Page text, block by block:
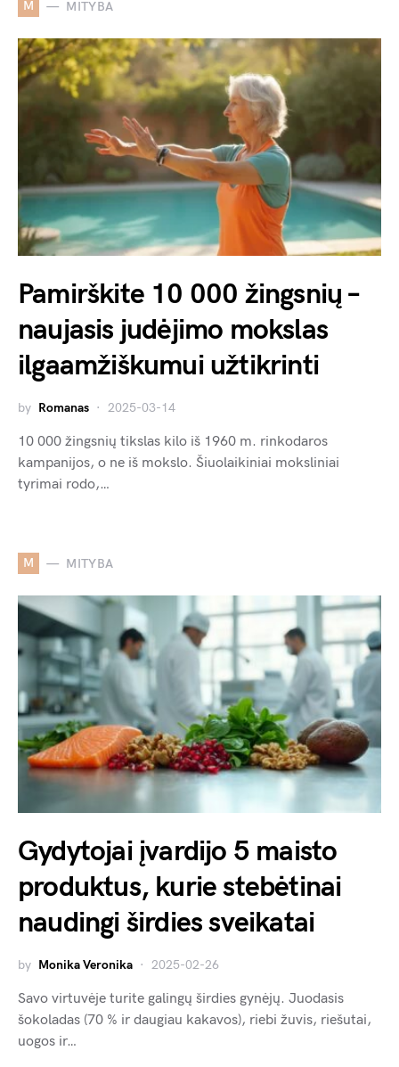
M MITYBA
Pamirškite 10 000 žingsnių –
naujasis judėjimo mokslas
ilgaamžiškumui užtikrinti
by Romanas 2025-03-14
10 000 žingsnių tikslas kilo iš 1960 m. rinkodaros
kampanijos, o ne iš mokslo. Šiuolaikiniai moksliniai
tyrimai rodo,…
M MITYBA
Gydytojai įvardijo 5 maisto
produktus, kurie stebėtinai
naudingi širdies sveikatai
by Monika Veronika 2025-02-26
Savo virtuvėje turite galingų širdies gynėjų. Juodasis
šokoladas (70 % ir daugiau kakavos), riebi žuvis, riešutai,
uogos ir…